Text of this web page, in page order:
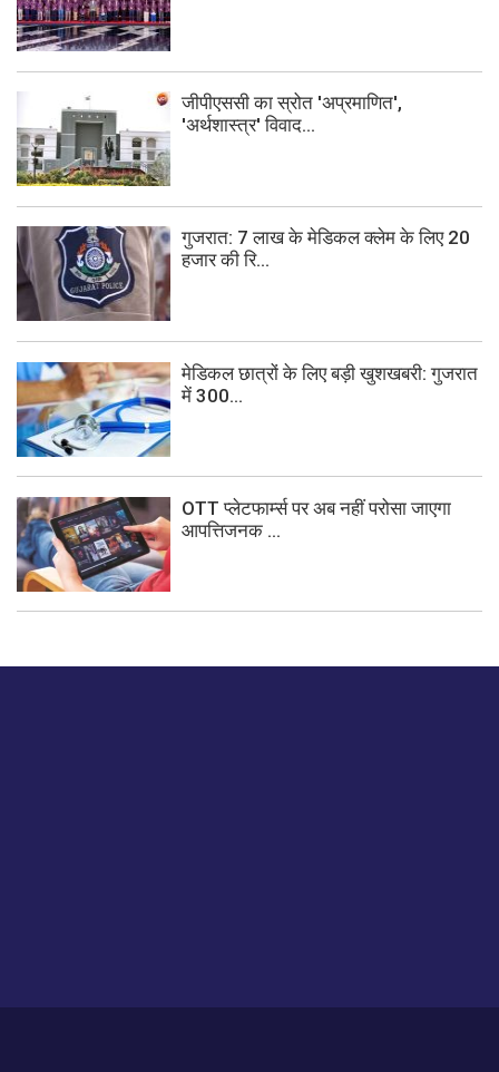
जीपीएससी का स्रोत 'अप्रमाणित',
'अर्थशास्त्र' विवाद...
गुजरात: 7 लाख के मेडिकल क्लेम के लिए 20
हजार की रि...
मेडिकल छात्रों के लिए बड़ी खुशखबरी: गुजरात
में 300...
OTT प्लेटफार्म्स पर अब नहीं परोसा जाएगा
आपत्तिजनक ...